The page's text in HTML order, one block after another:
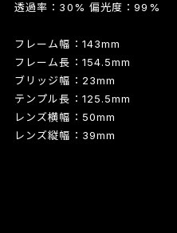
透過率：30% 偏光度：99%
フレーム幅：143mm
フレーム長：154.5mm
ブリッジ幅：23mm
テンプル長：125.5mm
レンズ横幅：50mm
レンズ縦幅：39mm